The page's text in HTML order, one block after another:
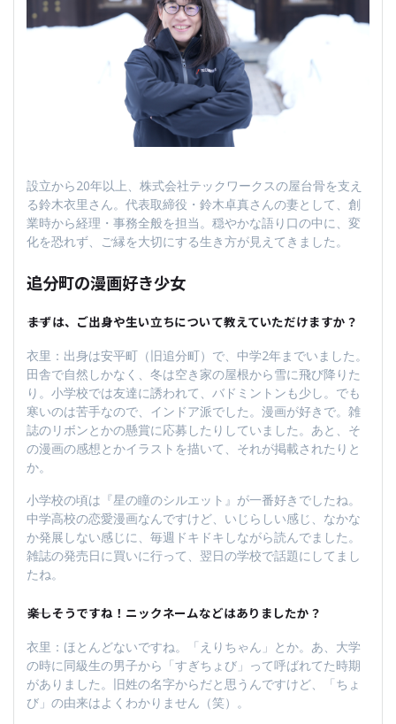
設立から20年以上、株式会社テックワークスの屋台骨を支え
る鈴木衣里さん。代表取締役・鈴木卓真さんの妻として、創
業時から経理・事務全般を担当。穏やかな語り口の中に、変
化を恐れず、ご縁を大切にする生き方が見えてきました。
追分町の漫画好き少女
――まずは、ご出身や生い立ちについて教えていただけますか？
衣里：出身は安平町（旧追分町）で、中学2年までいました。
田舎で自然しかなく、冬は空き家の屋根から雪に飛び降りた
り。小学校では友達に誘われて、バドミントンも少し。でも
寒いのは苦手なので、インドア派でした。漫画が好きで。雑
誌のリボンとかの懸賞に応募したりしていました。あと、そ
の漫画の感想とかイラストを描いて、それが掲載されたりと
か。
小学校の頃は『星の瞳のシルエット』が一番好きでしたね。
中学高校の恋愛漫画なんですけど、いじらしい感じ、なかな
か発展しない感じに、毎週ドキドキしながら読んでました。
雑誌の発売日に買いに行って、翌日の学校で話題にしてまし
たね。
――楽しそうですね！ニックネームなどはありましたか？
衣里：ほとんどないですね。「えりちゃん」とか。あ、大学
の時に同級生の男子から「すぎちょび」って呼ばれてた時期
がありました。旧姓の名字からだと思うんですけど、「ちょ
び」の由来はよくわかりません（笑）。